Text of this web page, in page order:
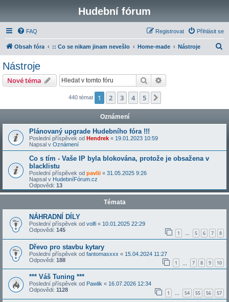
Hudební fórum
FAQ Přihlásit se
Registrovat
Obsah fóra :: Co se nikam jinam nevešlo Home-made Nástroje
Nástroje
Nové téma Hledat
440 témat 1 2 3 4 5
Oznámení
Plánovaný upgrade Hudebního fóra !!!
Poslední příspěvek od Hendrek « 19.01.2023 10:59
Napsal v Oznámení
Co s tím - Vaše IP byla blokována, protože je obsažena v
blacklistu
Poslední příspěvek od pavlii « 31.05.2025 9:26
Napsal v HudebníFórum.cz
Odpovědi: 13
Témata
NÁHRADNÍ DÍLY
Poslední příspěvek od volfi « 10.01.2025 22:29
Odpovědi: 145 1 … 5 6 7 8
Dřevo pro stavbu kytary
Poslední příspěvek od fantomasxxx « 15.04.2024 11:27
Odpovědi: 188 1 7 8 9 10
*** Váš Tuning ***
Poslední příspěvek od Pawlik « 16.07.2026 12:34
Odpovědi: 1128 1 … 54 55 56 57